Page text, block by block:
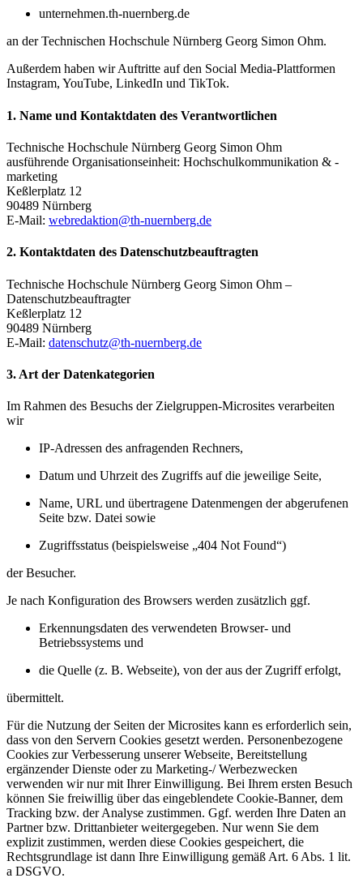
unternehmen.th-nuernberg.de
an der Technischen Hochschule Nürnberg Georg Simon Ohm.
Außerdem haben wir Auftritte auf den Social Media-Plattformen
Instagram, YouTube, LinkedIn und TikTok.
1. Name und Kontaktdaten des Verantwortlichen
Technische Hochschule Nürnberg Georg Simon Ohm
ausführende Organisationseinheit: Hochschulkommunikation & -
marketing
Keßlerplatz 12
90489 Nürnberg
E-Mail: webredaktion@th-nuernberg.de
2. Kontaktdaten des Datenschutzbeauftragten
Technische Hochschule Nürnberg Georg Simon Ohm –
Datenschutzbeauftragter
Keßlerplatz 12
90489 Nürnberg
E-Mail: datenschutz@th-nuernberg.de
3. Art der Datenkategorien
Im Rahmen des Besuchs der Zielgruppen-Microsites verarbeiten
wir
IP-Adressen des anfragenden Rechners,
Datum und Uhrzeit des Zugriffs auf die jeweilige Seite,
Name, URL und übertragene Datenmengen der abgerufenen
Seite bzw. Datei sowie
Zugriffsstatus (beispielsweise „404 Not Found“)
der Besucher.
Je nach Konfiguration des Browsers werden zusätzlich ggf.
Erkennungsdaten des verwendeten Browser- und
Betriebssystems und
die Quelle (z. B. Webseite), von der aus der Zugriff erfolgt,
übermittelt.
Für die Nutzung der Seiten der Microsites kann es erforderlich sein,
dass von den Servern Cookies gesetzt werden. Personenbezogene
Cookies zur Verbesserung unserer Webseite, Bereitstellung
ergänzender Dienste oder zu Marketing-/ Werbezwecken
verwenden wir nur mit Ihrer Einwilligung. Bei Ihrem ersten Besuch
können Sie freiwillig über das eingeblendete Cookie-Banner, dem
Tracking bzw. der Analyse zustimmen. Ggf. werden Ihre Daten an
Partner bzw. Drittanbieter weitergegeben. Nur wenn Sie dem
explizit zustimmen, werden diese Cookies gespeichert, die
Rechtsgrundlage ist dann Ihre Einwilligung gemäß Art. 6 Abs. 1 lit.
a DSGVO.